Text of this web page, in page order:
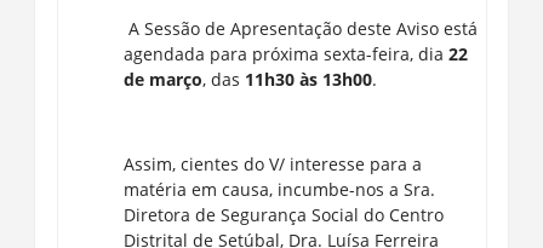
A Sessão de Apresentação deste Aviso está
agendada para próxima sexta-feira, dia 22
de março, das 11h30 às 13h00.
Assim, cientes do V/ interesse para a
matéria em causa, incumbe-nos a Sra.
Diretora de Segurança Social do Centro
Distrital de Setúbal, Dra. Luísa Ferreira